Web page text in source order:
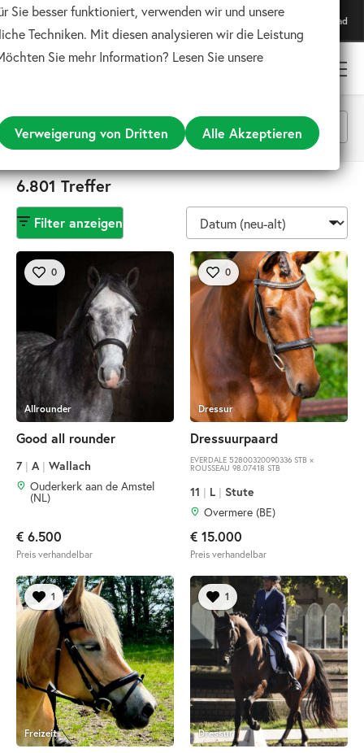
Lade unsere App herunter
Für das beste Erlebnis
Download
Alle Kategorien
Suchen
6.801 Treffer
Filter anzeigen
0
Allrounder
Good all rounder
7 | A | Wallach
Ouderkerk aan de Amstel
(NL)
€ 6.500
Preis verhandelbar
0
Dressur
Dressuurpaard
EVERDALE 52800320090336 STB ×
ROUSSEAU 98.07418 STB
11 | L | Stute
Overmere (BE)
€ 15.000
Preis verhandelbar
1
Freizeit
1
Dressur
Sie besser funktioniert, verwenden wir und unsere
Techniken. Mit diesen analysieren wir die Leistung
Sie mehr Information? Lesen Sie unsere
Verweigerung von Dritten Alle Akzeptieren